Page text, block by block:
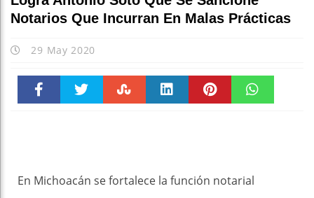
Notarios Que Incurran En Malas Prácticas
29 May 2020
En Michoacán se fortalece la función notarial